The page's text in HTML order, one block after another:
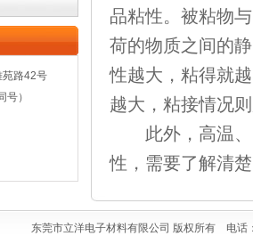
苑路42号
）
品粘性。被粘物
荷的物质之间的
性越大，粘得就
越大，粘接情况
此外，高温、
性，需要了解清
东莞市立洋电子材料有限公司 版权所有 电